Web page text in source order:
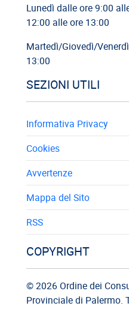
Lunedì dalle ore 9:00
12:00 alle ore 13:00
Martedì/Giovedì/
13:00
SEZIONI UTILI
Informativa Privacy
Cookies
Avvertenze
Mappa del Sito
RSS
COPYRIGHT
© 2026 Ordine dei
Provinciale di Palermo.